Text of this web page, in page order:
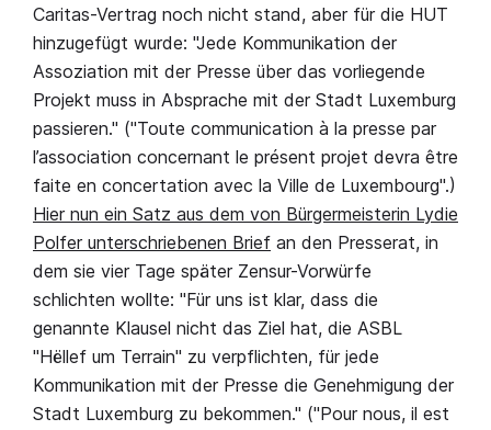
Caritas-Vertrag noch nicht stand, aber für die HUT
hinzugefügt wurde: "Jede Kommunikation der
Assoziation mit der Presse über das vorliegende
Projekt muss in Absprache mit der Stadt Luxemburg
passieren." ("Toute communication à la presse par
l’association concernant le présent projet devra être
faite en concertation avec la Ville de Luxembourg".)
Hier nun ein Satz aus dem von Bürgermeisterin Lydie
Polfer unterschriebenen Brief an den Presserat, in
dem sie vier Tage später Zensur-Vorwürfe
schlichten wollte: "Für uns ist klar, dass die
genannte Klausel nicht das Ziel hat, die ASBL
"Hëllef um Terrain" zu verpflichten, für jede
Kommunikation mit der Presse die Genehmigung der
Stadt Luxemburg zu bekommen." ("Pour nous, il est